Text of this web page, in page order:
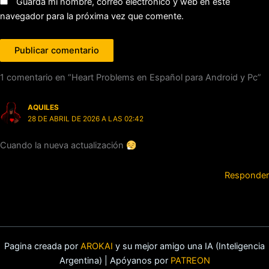
navegador para la próxima vez que comente.
1 comentario en “Heart Problems en Español para Android y Pc”
AQUILES
28 DE ABRIL DE 2026 A LAS 02:42
Cuando la nueva actualización
Responder
Pagina creada por AROKAI y su mejor amigo una IA (Inteligencia
Argentina) | Apóyanos por PATREON